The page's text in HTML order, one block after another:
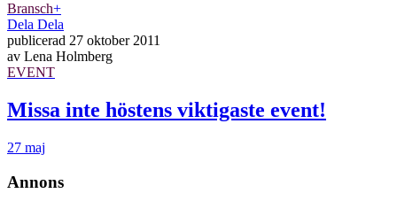
Bransch+
Dela Dela
publicerad 27 oktober 2011
av Lena Holmberg
EVENT
Missa inte höstens viktigaste event!
27 maj
Annons